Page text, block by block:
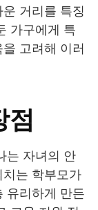
거리를 특징
가구에게 특
고려해 이러
점
는 자녀의 안
는 학부모가
유리하게 만든